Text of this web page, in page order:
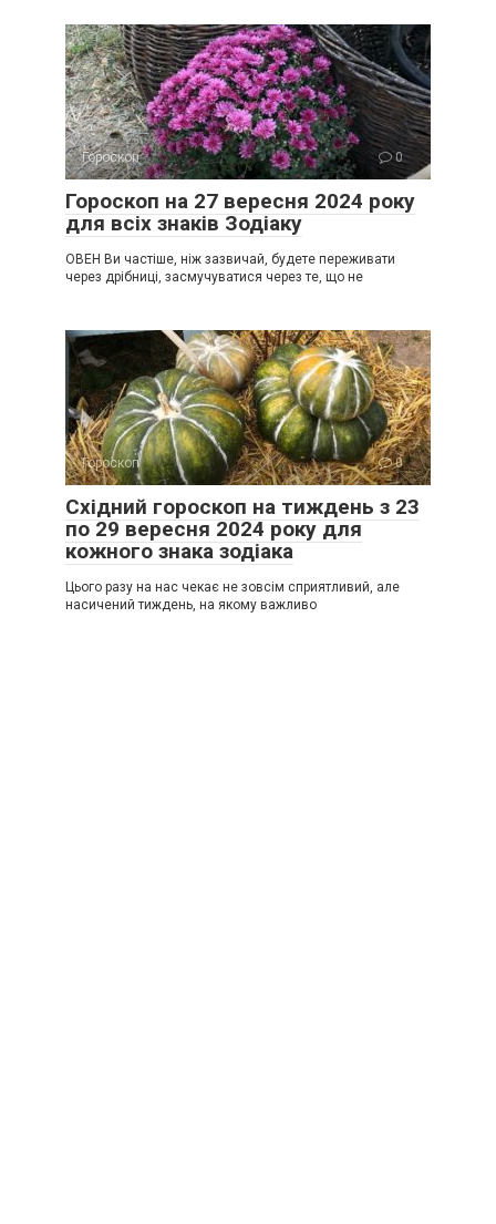
Гороскоп 0
Гороскоп на 27 вересня 2024 року
для всіх знаків Зодіаку
ОВЕН Ви частіше, ніж зазвичай, будете переживати
через дрібниці, засмучуватися через те, що не
Гороскоп 0
Східний гороскоп на тиждень з 23
по 29 вересня 2024 року для
кожного знака зодіака
Цього разу на нас чекає не зовсім сприятливий, але
насичений тиждень, на якому важливо